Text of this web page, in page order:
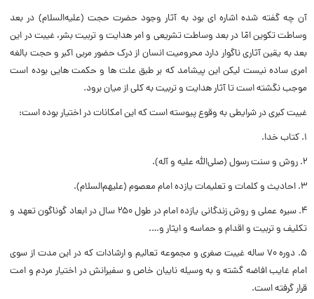
آن چه گفته شده اشاره ای بود به آثار وجود حضرت حجت (علیه‌السلام) در بعد
وساطت تکوین امّا در بعد وساطت تشریعی و امر هدایت و تربیت بشر، غیبت در این
بعد به یقین آثاری ناگوار دارد محرومیت انسان از درک حضور مربی اکبر و حجت بالغه
امری ساده نیست لیکن این پیشامد که بر طبق علت ها و حکمت هایی بوده است
موجب نگشته است تا آثار هدایت و تربیت به کلی از میان برود.
غیبت کبری در شرایطی به وقوع پیوسته است که این امکانات در اختیار بوده است:
1. کتاب خدا.
2. روش و سنت رسول (صلی‌الله علیه و آله).
3. احادیث و کلمات و تعلیمات یازده امام معصوم (علیهم‌السلام).
4. سیره عملی و روش زندگانی یازده امام در طول ۲۵۰ سال در ابعاد گوناگون تعهد و
تکلیف و تربیت و اقدام و حماسه و ایثار و….
5. دوره ۷۰ ساله غیبت صغری و مجموعه تعالیم و ارشادات که در این مدت از سوی
امام غایب افاضه گشته و به وسیله نایبان خاص و سفیرانش در اختیار مردم و امت
قرار گرفته است.